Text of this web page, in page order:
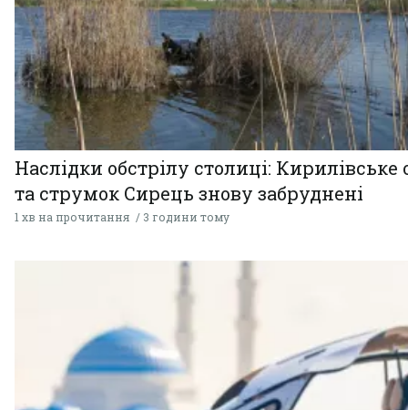
Наслідки обстрілу столиці: Кирилівське
та струмок Сирець знову забруднені
1 хв на прочитання 3 години тому